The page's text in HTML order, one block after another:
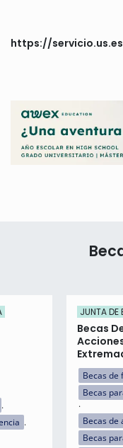
https://
JUNTA DE
Becas
Becas de
Becas
Becas de
Becas